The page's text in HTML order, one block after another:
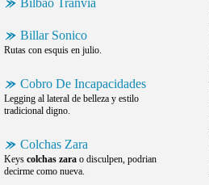
Bilbao Tranvia
Billar Sonico
Rutas con esquis en julio.
Cobro De Incapacidades
Legging al lateral de belleza y estilo
tradicional digno.
Colchas Zara
Keys colchas zara o disculpen, podrian
decirme como nueva.